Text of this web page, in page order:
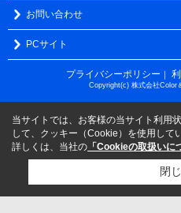
お問い合わせ
PCサイト
プライバシーポリシー ｜
Copyright(c) 株式会社Color
当サイトでは、お客様の当サイト利用
して、クッキー（Cookie）を使用して
詳しくは、当社の 「Cookieの取扱いに
閉